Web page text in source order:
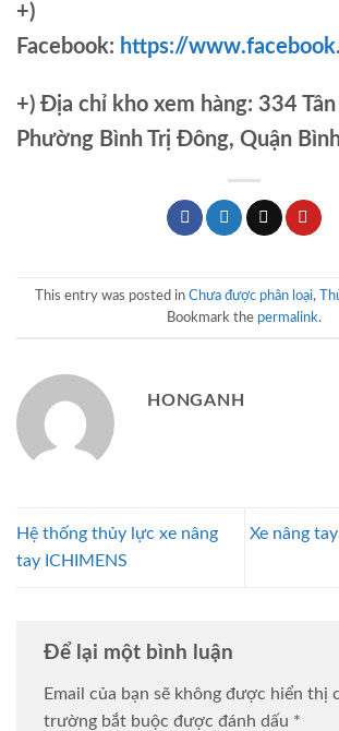
+)
Facebook: https://
+) Địa chỉ kho xem hàng: 334
Phường Bình Trị Đông, Quận Bình
This entry was posted in Chưa được phân loại,
Bookmark the permalink.
HONGANH
Hệ thống thủy lực xe nâng
tay ICHIMENS
Xe nâng
Để lại một bình luận
Email của bạn sẽ không được hiển thị
trường bắt buộc được đánh dấu *